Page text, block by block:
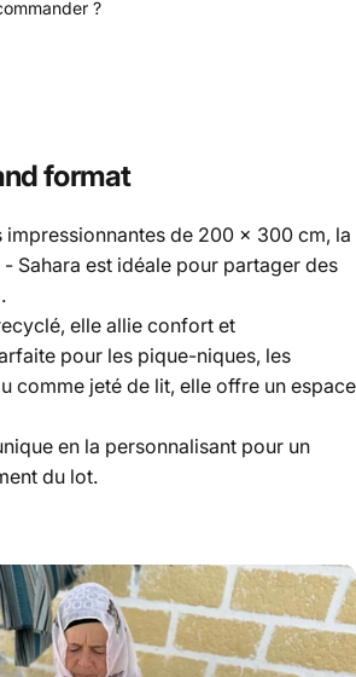
?
format
impressionnantes de 200 x 300 cm, la
- Sahara est idéale pour partager des
elle allie confort et
pour les pique-niques, les
comme jeté de lit, elle offre un espace
en la personnalisant pour un
du lot.